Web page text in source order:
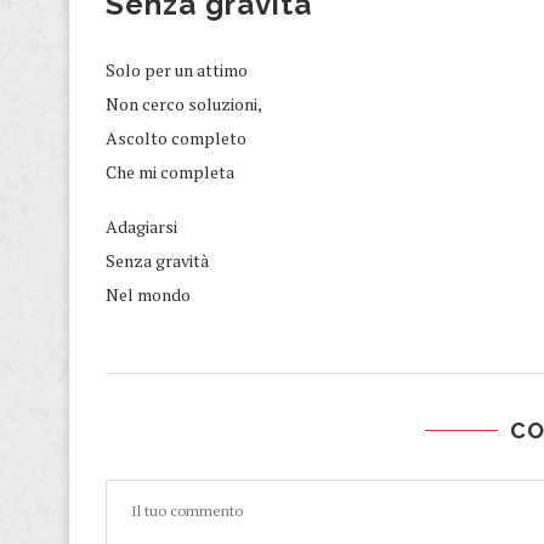
Solo per un attimo
Non cerco soluzioni,
Ascolto completo
Che mi completa
Adagiarsi
Senza gravità
Nel mondo